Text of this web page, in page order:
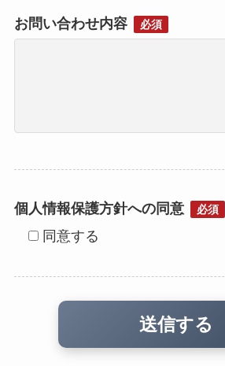
お問い合わせ内容 必須
個人情報保護方針への同意 必須
同意する